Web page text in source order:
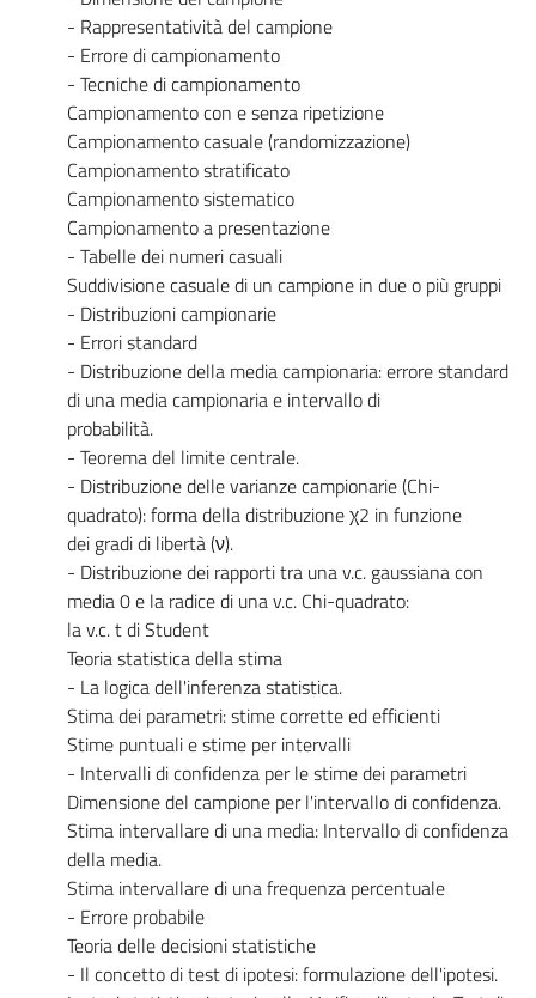
- Rappresentatività del campione
- Errore di campionamento
- Tecniche di campionamento
Campionamento con e senza ripetizione
Campionamento casuale (randomizzazione)
Campionamento stratificato
Campionamento sistematico
Campionamento a presentazione
- Tabelle dei numeri casuali
Suddivisione casuale di un campione in due o più gruppi
- Distribuzioni campionarie
- Errori standard
- Distribuzione della media campionaria: errore standard
di una media campionaria e intervallo di
probabilità.
- Teorema del limite centrale.
- Distribuzione delle varianze campionarie (Chi-
quadrato): forma della distribuzione χ2 in funzione
dei gradi di libertà (ν).
- Distribuzione dei rapporti tra una v.c. gaussiana con
media 0 e la radice di una v.c. Chi-quadrato:
la v.c. t di Student
Teoria statistica della stima
- La logica dell'inferenza statistica.
Stima dei parametri: stime corrette ed efficienti
Stime puntuali e stime per intervalli
- Intervalli di confidenza per le stime dei parametri
Dimensione del campione per l'intervallo di confidenza.
Stima intervallare di una media: Intervallo di confidenza
della media.
Stima intervallare di una frequenza percentuale
- Errore probabile
Teoria delle decisioni statistiche
- Il concetto di test di ipotesi: formulazione dell'ipotesi.